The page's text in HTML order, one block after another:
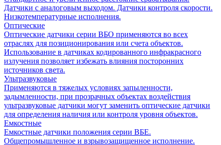
Датчики с аналоговым выходом. Датчики контроля скорости.
Низкотемпературные исполнения.
Оптические
Оптические датчики серии ВБО применяются во всех
отраслях для позиционирования или счета объектов.
Использование в датчиках кодированного инфракрасного
излучения позволяет избежать влияния посторонних
источников света.
Ультразвуковые
Применяются в тяжелых условиях запыленности,
задымленности, при прозрачных объектах воздействия
ультразвуковые датчики могут заменить оптические датчики
для определения наличия или контроля уровня объектов.
Емкостные
Емкостные датчики положения серии ВБЕ.
Общепромышленное и взрывозащищенное исполнение.